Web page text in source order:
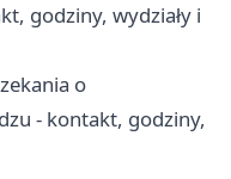
godziny, wydziały i
o
- kontakt, godziny,